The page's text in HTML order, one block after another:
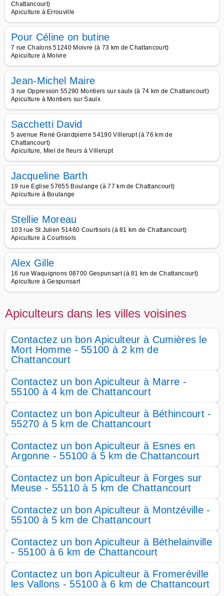
Chattancourt)
Apiculture à Errouville
Pour Céline on butine
7 rue Chalons 51240 Moivre (à 73 km de Chattancourt)
Apiculture à Moivre
Jean-Michel Maire
3 rue Oppresson 55290 Montiers sur saulx (à 74 km de Chattancourt)
Apiculture à Montiers sur Saulx
Sacchetti David
5 avenue René Grandpierre 54190 Villerupt (à 76 km de
Chattancourt)
Apiculture, Miel de fleurs à Villerupt
Jacqueline Barth
19 rue Eglise 57655 Boulange (à 77 km de Chattancourt)
Apiculture à Boulange
Stellie Moreau
103 rue St Julien 51460 Courtisols (à 81 km de Chattancourt)
Apiculture à Courtisols
Alex Gille
16 rue Waquignons 08700 Gespunsart (à 81 km de Chattancourt)
Apiculture à Gespunsart
Apiculteurs dans les villes voisines
Contactez un bon Apiculteur à Cumières le
Mort Homme - 55100 à 2 km de
Chattancourt
Contactez un bon Apiculteur à Marre -
55100 à 4 km de Chattancourt
Contactez un bon Apiculteur à Béthincourt -
55270 à 5 km de Chattancourt
Contactez un bon Apiculteur à Esnes en
Argonne - 55100 à 5 km de Chattancourt
Contactez un bon Apiculteur à Forges sur
Meuse - 55110 à 5 km de Chattancourt
Contactez un bon Apiculteur à Montzéville -
55100 à 5 km de Chattancourt
Contactez un bon Apiculteur à Béthelainville
- 55100 à 6 km de Chattancourt
Contactez un bon Apiculteur à Fromeréville
les Vallons - 55100 à 6 km de Chattancourt